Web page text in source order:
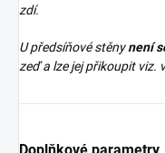
zdí.
U předsíňové stěnynení
zeď a lze jej přikoupit viz.